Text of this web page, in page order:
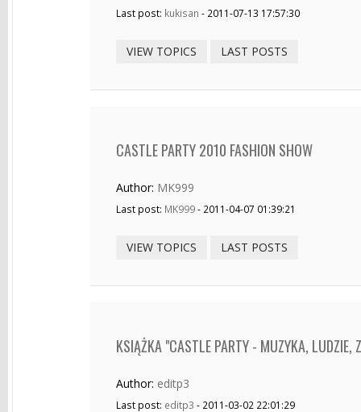
Last post: kukisan - 2011-07-13 17:57:30
VIEW TOPICS LAST POSTS
CASTLE PARTY 2010 FASHION SHOW
Author: MK999
Last post: MK999- 2011-04-07 01:39:21
VIEW TOPICS LAST POSTS
KSIĄŻKA "CASTLE PARTY - MUZYKA, LUDZIE,
Author: editp3
Last post: editp3 - 2011-03-02 22:01:29